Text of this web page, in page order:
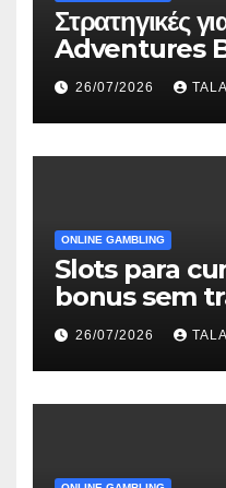
Στρατηγικές
Adventures
Wonderland
26/07/2026
ONLINE GAMBLING
Slots para
bonus sem
26/07/2026